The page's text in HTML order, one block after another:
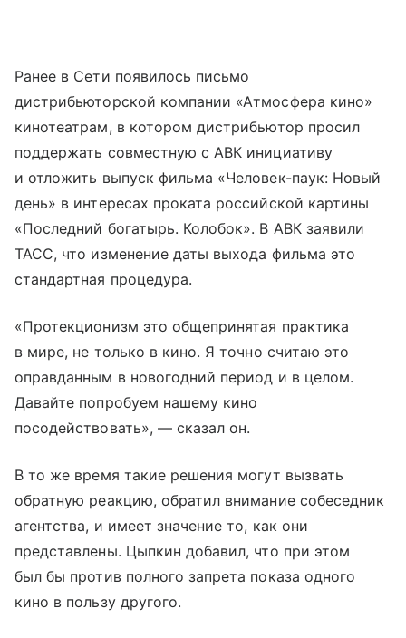
Ранее в Сети появилось письмо
дистрибьюторской компании «Атмосфера кино»
кинотеатрам, в котором дистрибьютор просил
поддержать совместную с АВК инициативу
и отложить выпуск фильма «Человек-паук: Новый
день» в интересах проката российской картины
«Последний богатырь. Колобок». В АВК заявили
ТАСС, что изменение даты выхода фильма это
стандартная процедура.
«Протекционизм это общепринятая практика
в мире, не только в кино. Я точно считаю это
оправданным в новогодний период и в целом.
Давайте попробуем нашему кино
посодействовать», — сказал он.
В то же время такие решения могут вызвать
обратную реакцию, обратил внимание собеседник
агентства, и имеет значение то, как они
представлены. Цыпкин добавил, что при этом
был бы против полного запрета показа одного
кино в пользу другого.